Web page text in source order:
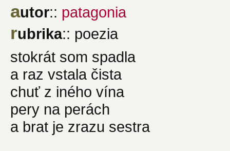
autor:: patagonia
rubrika:: poezia
stokrát som spadla
a raz vstala čista
chuť z iného vína
pery na perách
a brat je zrazu sestra